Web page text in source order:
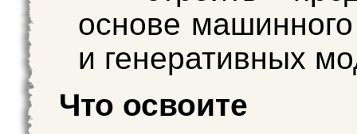
основе
и генеративных
Что освоите